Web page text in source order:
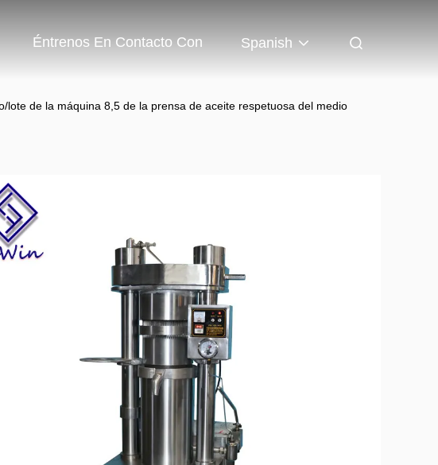
Éntrenos En Contacto Con Spanish
lote de la máquina 8,5 de la prensa de aceite respetuosa del medio